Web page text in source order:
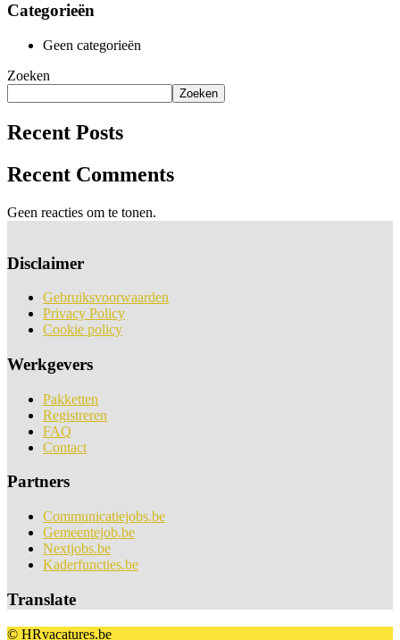
Categorieën
Geen categorieën
Zoeken
Zoeken
Recent Posts
Recent Comments
Geen reacties om te tonen.
Disclaimer
Gebruiksvoorwaarden
Privacy Policy
Cookie policy
Werkgevers
Pakketten
Registreren
FAQ
Contact
Partners
Communicatiejobs.be
Gemeentejob.be
Nextjobs.be
Kaderfuncties.be
Translate
© HRvacatures.be